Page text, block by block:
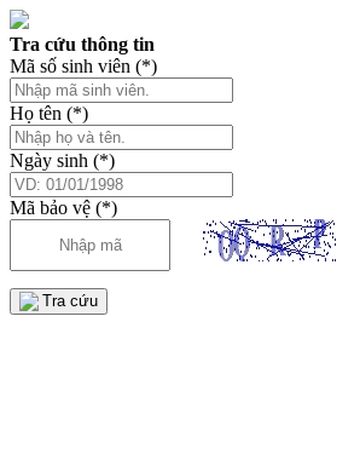
Tra cứu thông tin
Mã số sinh viên (*)
Họ tên (*)
Ngày sinh (*)
Mã bảo vệ (*)
Tra cứu